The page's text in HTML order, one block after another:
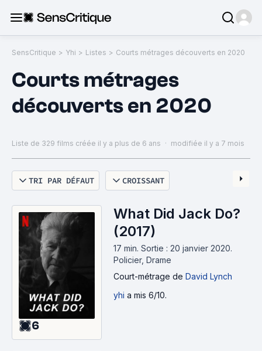
SensCritique > Yhi > Listes > Courts métrages découverts en 2020
Courts métrages
découverts en 2020
Liste de 329 films créée il y a plus de 6 ans · modifiée il y a 7 mois
TRI PAR DÉFAUT CROISSANT
6
What Did Jack Do?
(2017)
17 min. Sortie : 20 janvier 2020.
Policier, Drame
Court-métrage de David Lynch
yhi a mis 6/10.